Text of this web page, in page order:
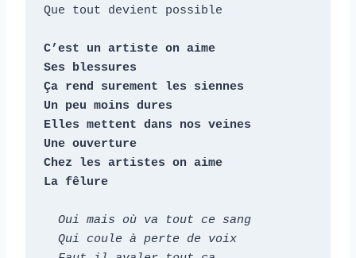
Que tout devient possible
C’est un artiste on aime
Ses blessures
Ça rend surement les siennes
Un peu moins dures
Elles mettent dans nos veines
Une ouverture
Chez les artistes on aime
La fêlure